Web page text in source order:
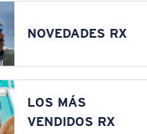
NOVEDADES RX
LOS MÁS
VENDIDOS RX